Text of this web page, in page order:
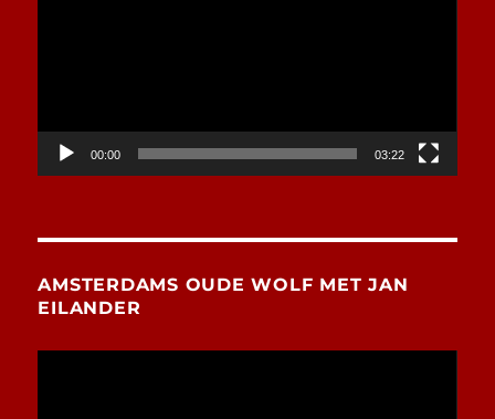
00:00 03:22
AMSTERDAMS OUDE WOLF MET JAN
EILANDER